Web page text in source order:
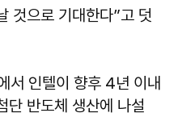
것으로 기대한다”고 덧
서 인텔이 향후 4년 이내
반도체 생산에 나설